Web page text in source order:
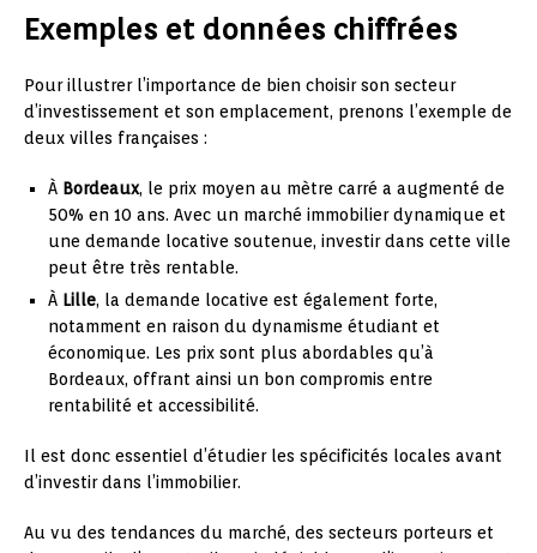
Exemples et données chiffrées
Pour illustrer l’importance de bien choisir son secteur
d’investissement et son emplacement, prenons l’exemple de
deux villes françaises :
À Bordeaux, le prix moyen au mètre carré a augmenté de
50% en 10 ans. Avec un marché immobilier dynamique et
une demande locative soutenue, investir dans cette ville
peut être très rentable.
À Lille, la demande locative est également forte,
notamment en raison du dynamisme étudiant et
économique. Les prix sont plus abordables qu’à
Bordeaux, offrant ainsi un bon compromis entre
rentabilité et accessibilité.
Il est donc essentiel d’étudier les spécificités locales avant
d’investir dans l’immobilier.
Au vu des tendances du marché, des secteurs porteurs et